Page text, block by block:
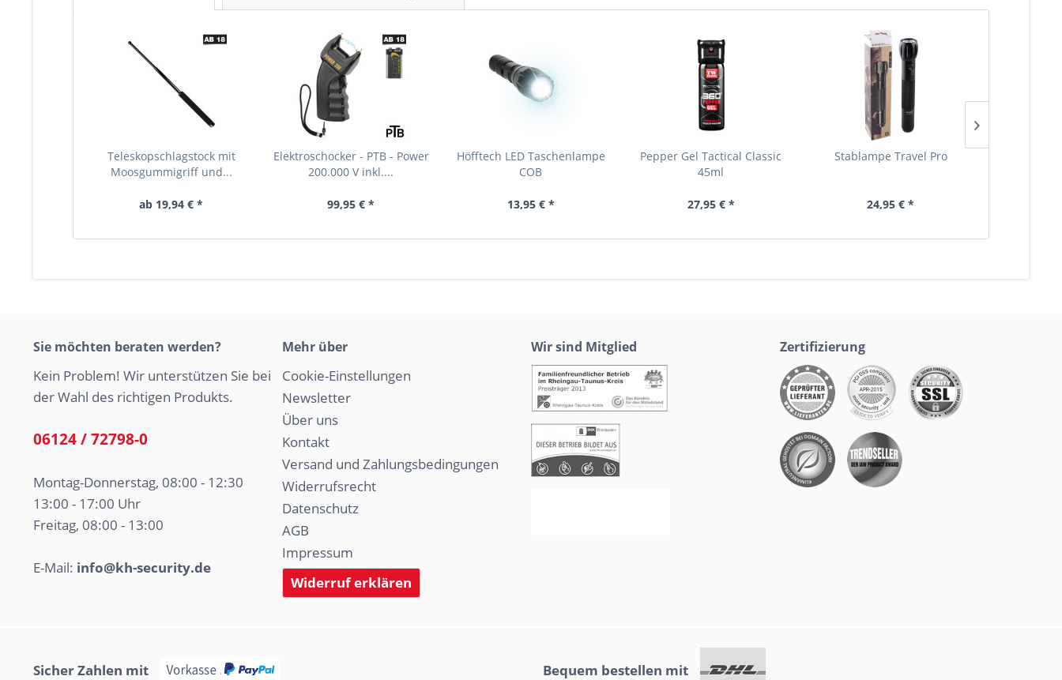
Teleskopschlagstock mit
Moosgummigriff und...
ab 19,94 € *
Elektroschocker - PTB - Power
200.000 V inkl....
99,95 € *
Höfftech LED Taschenlampe
COB
13,95 € *
Pepper Gel Tactical Classic
45ml
27,95 € *
Stablampe Travel Pro
24,95 € *
Sie möchten beraten werden?
Kein Problem! Wir unterstützen Sie bei
der Wahl des richtigen Produkts.
06124 / 72798-0
Montag-Donnerstag, 08:00 - 12:30
13:00 - 17:00 Uhr
Freitag, 08:00 - 13:00
E-Mail: info@kh-security.de
Mehr über
Cookie-Einstellungen
Newsletter
Über uns
Kontakt
Versand und Zahlungsbedingungen
Widerrufsrecht
Datenschutz
AGB
Impressum
Widerruf erklären
Wir sind Mitglied Zertifizierung
Sicher Zahlen mit Bequem bestellen mit